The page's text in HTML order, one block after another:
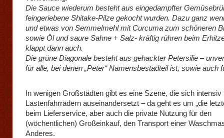
Die Sauce wiederum besteht aus eingedampfter
feingeriebene Shitake-Pilze gekocht wurden. Dazu ganz
und etwas von Semmelmehl mit Curcuma zum schöneren
sowie Öl und saure Sahne + Salz- kräftig rühren beim
klappt dann auch.
Die grüne Diagonale besteht aus gehackter Petersilie –
für alle, bei denen „Peter“ Namensbestadteil ist, sowie auch
In wenigen Großstädten gibt es eine Szene, die sich intensiv
Lastenfahrrädern auseinandersetzt – da geht es um „die
beim Lieferservice, aber auch die private Nutzung für den
(wöchentlichen) Großeinkauf, den Transport einer
Anderes.